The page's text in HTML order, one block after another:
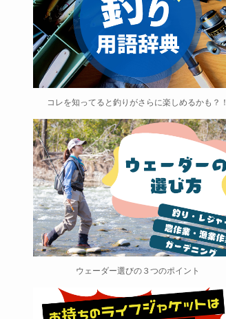
コレを知ってると釣りがさらに楽しめるかも？！
ウェーダー選びの３つのポイント